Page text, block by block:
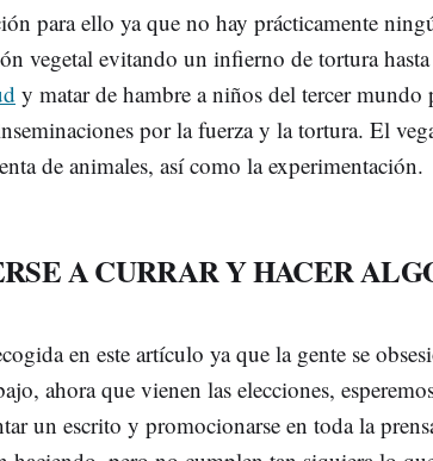
para ello ya que no hay prácticamente
vegetal evitando un infierno de tortura
y matar de hambre a niños del tercer
por la fuerza y la tortura. El
de animales, así como la experimentación.
A CURRAR Y HACER
en este artículo ya que la gente se
ahora que vienen las elecciones,
un escrito y promocionarse en toda la